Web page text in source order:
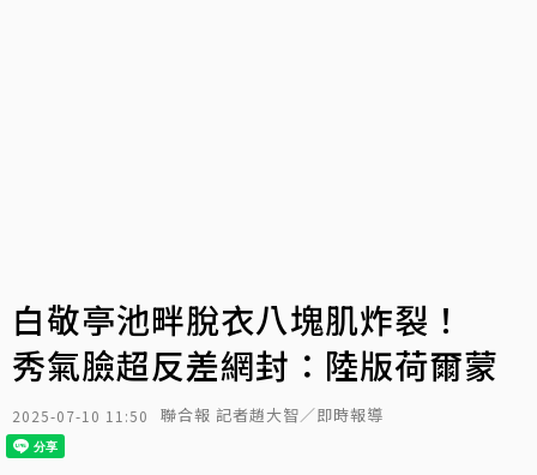
白敬亭池畔脫衣八塊肌炸裂！
秀氣臉超反差網封：陸版荷爾蒙
2025-07-10 11:50 聯合報 記者趙大智／即時報導